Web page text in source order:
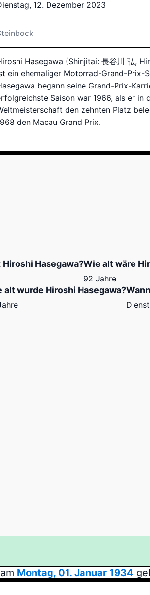
12. Dezember 2023
Hasegawa (Shinjitai: 長谷川 弘,
ein ehemaliger Motorrad-Grand-Prix-
begann seine Grand-Prix-
Saison war 1966, als er in
den zehnten Platz
den Macau Grand Prix.
Hasegawa?Wie alt wäre
92 Jahre
alt wurde Hiroshi Hasegawa?
Montag, 01. Januar 1934